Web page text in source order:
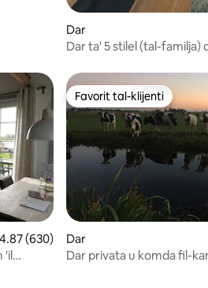
reviews: 185
Dar
Dar ta' 5 stilel (tal-familja)
ta' reviews: 101
medju ta' 4.87 minn 5, skont dan-
4.87 (630)
'il
Favorit tal-klijenti
Favorit tal-klijenti
Dar
Dar privata u komda fil-